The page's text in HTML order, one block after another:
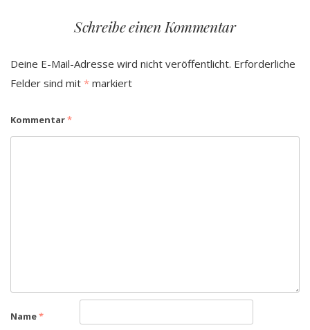
Schreibe einen Kommentar
Deine E-Mail-Adresse wird nicht veröffentlicht. Erforderliche
Felder sind mit * markiert
Kommentar*
Name*